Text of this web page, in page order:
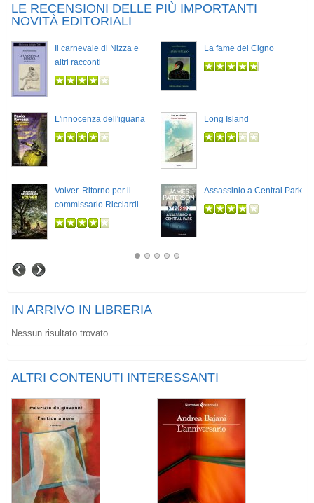
LE RECENSIONI DELLE PIÙ IMPORTANTI
NOVITÀ EDITORIALI
Il carnevale di Nizza e
altri racconti
La fame del Cigno
L'innocenza dell'iguana Long Island
Volver. Ritorno per il
commissario Ricciardi
Assassinio a Central Park
IN ARRIVO IN LIBRERIA
Nessun risultato trovato
ALTRI CONTENUTI INTERESSANTI